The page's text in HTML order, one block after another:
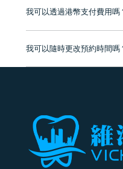
我可以透過港幣支付費用嗎
我可以隨時更改預約時間嗎
可以，請盡早通過wechat或